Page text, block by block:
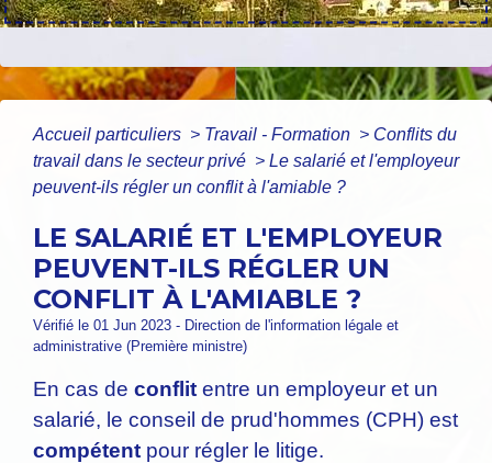
Accueil particuliers > Travail - Formation > Conflits du
travail dans le secteur privé > Le salarié et l'employeur
peuvent-ils régler un conflit à l'amiable ?
LE SALARIÉ ET L'EMPLOYEUR
PEUVENT-ILS RÉGLER UN
CONFLIT À L'AMIABLE ?
Vérifié le 01 Jun 2023 - Direction de l'information légale et
administrative (Première ministre)
En cas de conflit entre un employeur et un
salarié, le conseil de prud'hommes (CPH) est
compétent pour régler le litige.